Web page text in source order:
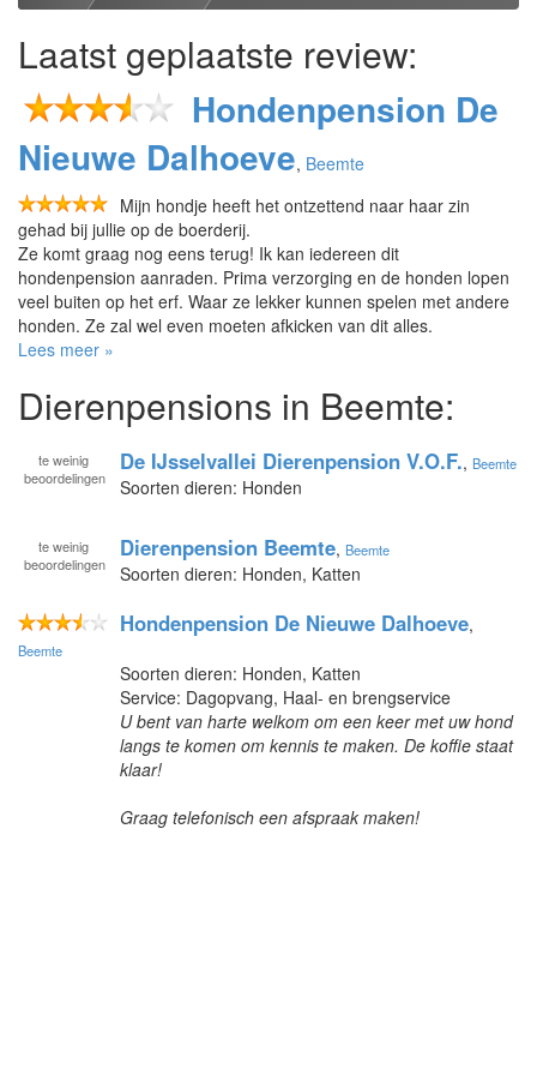
Laatst geplaatste review:
Hondenpension De
Nieuwe Dalhoeve, Beemte
Mijn hondje heeft het ontzettend naar haar zin
gehad bij jullie op de boerderij.
Ze komt graag nog eens terug! Ik kan iedereen dit
hondenpension aanraden. Prima verzorging en de honden lopen
veel buiten op het erf. Waar ze lekker kunnen spelen met andere
honden. Ze zal wel even moeten afkicken van dit alles.
Lees meer »
Dierenpensions in Beemte:
te weinig
beoordelingen
De IJsselvallei Dierenpension V.O.F., Beemte
Soorten dieren: Honden
te weinig
beoordelingen
Dierenpension Beemte, Beemte
Soorten dieren: Honden, Katten
Hondenpension De Nieuwe Dalhoeve,
Beemte
Soorten dieren: Honden, Katten
Service: Dagopvang, Haal- en brengservice
U bent van harte welkom om een keer met uw hond
langs te komen om kennis te maken. De koffie staat
klaar!
Graag telefonisch een afspraak maken!